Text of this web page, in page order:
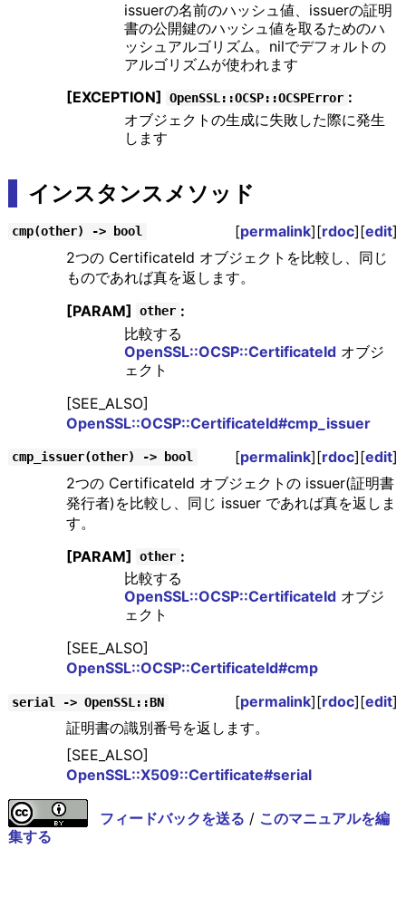
issuerの名前のハッシュ値、issuerの証明
書の公開鍵のハッシュ値を取るためのハ
ッシュアルゴリズム。nilでデフォルトの
アルゴリズムが使われます
[EXCEPTION]
OpenSSL::OCSP::OCSPError :
オブジェクトの生成に失敗した際に発生
します
インスタンスメソッド
cmp(other) -> bool [permalink][rdoc][edit]
2つの CertificateId オブジェクトを比較し、同じ
ものであれば真を返します。
[PARAM]
other :
比較する
OpenSSL::OCSP::CertificateIdオブジ
ェクト
[SEE_ALSO]
OpenSSL::OCSP::CertificateId#cmp_issuer
cmp_issuer(other) -> bool [permalink][rdoc][edit]
2つの CertificateId オブジェクトの issuer(証明書
発行者)を比較し、同じ issuer であれば真を返しま
す。
[PARAM]
other :
比較する
OpenSSL::OCSP::CertificateIdオブジ
ェクト
[SEE_ALSO]
OpenSSL::OCSP::CertificateId#cmp
serial -> OpenSSL::BN [permalink][rdoc][edit]
証明書の識別番号を返します。
[SEE_ALSO]
OpenSSL::X509::Certificate#serial
フィードバックを送る / このマニュアルを編
集する